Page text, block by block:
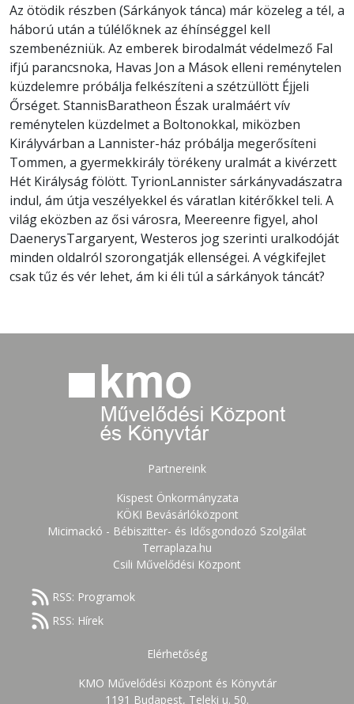
Az ötödik részben (Sárkányok tánca) már közeleg a tél, a
háború után a túlélőknek az éhínséggel kell
szembenézniük. Az emberek birodalmát védelmező Fal
ifjú parancsnoka, Havas Jon a Mások elleni reménytelen
küzdelemre próbálja felkészíteni a szétzüllött Éjjeli
Őrséget. StannisBaratheon Észak uralmáért vív
reménytelen küzdelmet a Boltonokkal, miközben
Királyvárban a Lannister-ház próbálja megerősíteni
Tommen, a gyermekkirály törékeny uralmát a kivérzett
Hét Királyság fölött. TyrionLannister sárkányvadászatra
indul, ám útja veszélyekkel és váratlan kitérőkkel teli. A
világ eközben az ősi városra, Meereenre figyel, ahol
DaenerysTargaryent, Westeros jog szerinti uralkodóját
minden oldalról szorongatják ellenségei. A végkifejlet
csak tűz és vér lehet, ám ki éli túl a sárkányok táncát?
Partnereink
Kispest Önkormányzata
KÖKI Bevásárlóközpont
Micimackó - Bébiszitter- és Idősgondozó Szolgálat
Terraplaza.hu
Csili Művelődési Központ
RSS: Programok
RSS: Hírek
Elérhetőség
KMO Művelődési Központ és Könyvtár
1191 Budapest, Teleki u. 50.